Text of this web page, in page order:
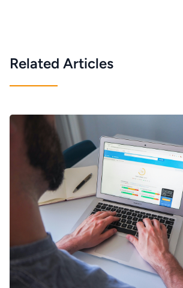
Related Articles